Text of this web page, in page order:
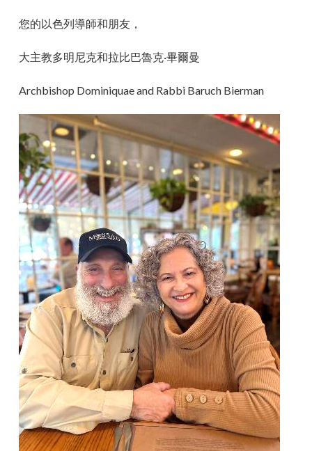
您的以色列導師和朋友，
大主教多明尼克和拉比巴魯克·畢爾曼
Archbishop Dominiquae and Rabbi Baruch Bierman